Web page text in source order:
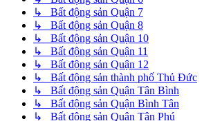
↳ Bất động sản Quận 7
↳ Bất động sản Quận 8
↳ Bất động sản Quận 10
↳ Bất động sản Quận 11
↳ Bất động sản Quận 12
↳ Bất động sản thành phố Thủ Đức
↳ Bất động sản Quận Tân Bình
↳ Bất động sản Quận Bình Tân
↳ Bất động sản Quận Tân Phú